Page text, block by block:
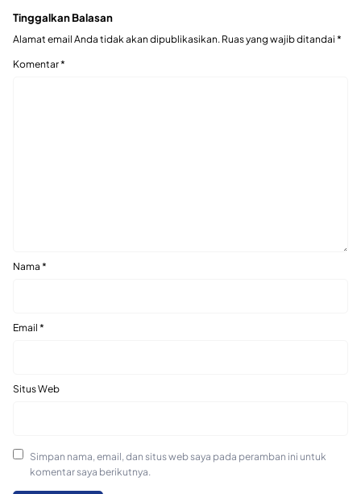
Tinggalkan Balasan
Alamat email Anda tidak akan dipublikasikan. Ruas yang wajib ditandai *
Komentar*
Nama *
Email *
Situs Web
Simpan nama, email, dan situs web saya pada peramban ini untuk
komentar saya berikutnya.